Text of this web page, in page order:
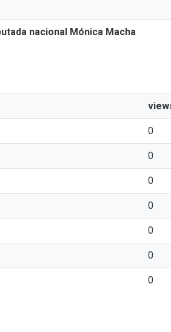
nacional Mónica Macha
0
0
0
0
0
0
0